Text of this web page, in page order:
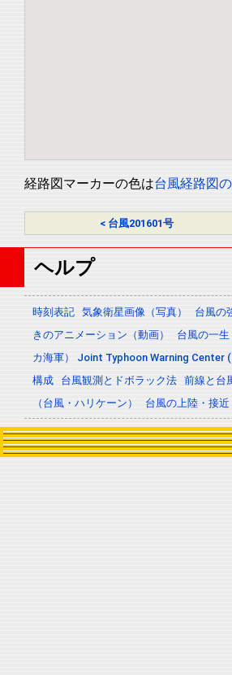
経路図マーカーの色は台風経路図
< 台風201601号
ヘルプ
時刻表記 気象衛星画像（写真）
台風の
きのアニメーション（動画）
台風の一
カ海軍） Joint Typhoon Warning Center
構成
台風観測とドボラック法 前線と台
（台風・ハリケーン）
台風の上陸・接